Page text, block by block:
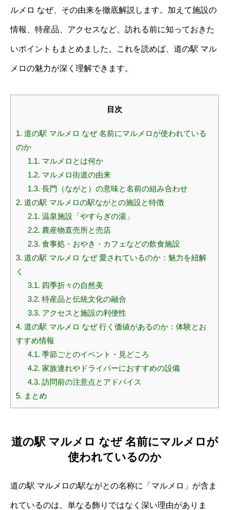
ルメロ なぜ、その由来を徹底解説します。加えて施設の
情報、特産品、アクセスなど、訪れる前に知っておきた
いポイントもまとめました。これを読めば、道の駅 マル
メロの魅力が深く理解できます。
目次
1. 道の駅 マルメロ なぜ 名前にマルメロが使われている
のか
1.1. マルメロとは何か
1.2. マルメロ街道の由来
1.3. 長門（ながと）の意味と名前の組み合わせ
2. 道の駅 マルメロの駅ながとの施設と特徴
2.1. 温泉施設「やすらぎの湯」
2.2. 農産物直売所と売店
2.3. 食事処・おやき・カフェなどの飲食施設
3. 道の駅 マルメロ なぜ 愛されているのか：魅力を紐解
く
3.1. 四季折々の自然美
3.2. 特産品と伝統文化の融合
3.3. アクセスと施設の利便性
4. 道の駅 マルメロ なぜ 行く価値があるのか：体験とお
すすめ情報
4.1. 季節ごとのイベント・見どころ
4.2. 家族連れやドライバーにおすすめの設備
4.3. 訪問前の注意点とアドバイス
5. まとめ
道の駅 マルメロ なぜ 名前にマルメロが
使われているのか
道の駅 マルメロの駅ながとの名称に「マルメロ」が含ま
れているのは、単なる飾りではなく深い理由がありま